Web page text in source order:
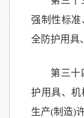
强制性标准
全防护用具
第三
护用具、机
生产(制造)